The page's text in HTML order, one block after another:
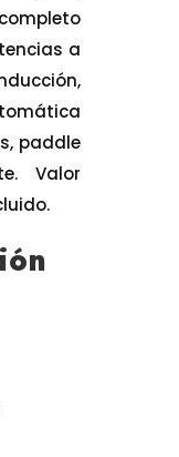
a
paddle
Valor